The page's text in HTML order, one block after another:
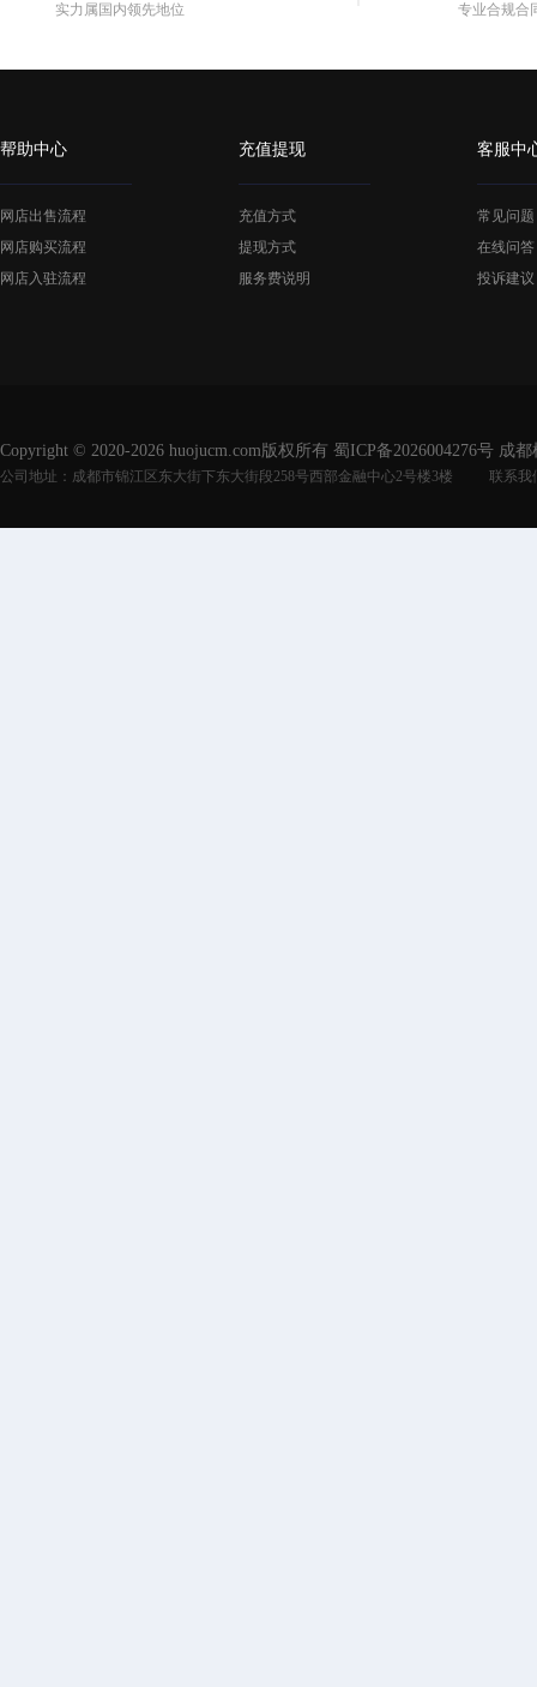
实力属国内领先地位 专业合规合
帮助中心
网店出售流程
网店购买流程
网店入驻流程
充值提现
充值方式
提现方式
服务费说明
客服中
常见问题
在线问答
投诉建议
Copyright © 2020-2026 huojucm.com版权所有 蜀ICP备2026004276号 成都
公司地址：成都市锦江区东大街下东大街段258号西部金融中心2号楼3楼 联系我